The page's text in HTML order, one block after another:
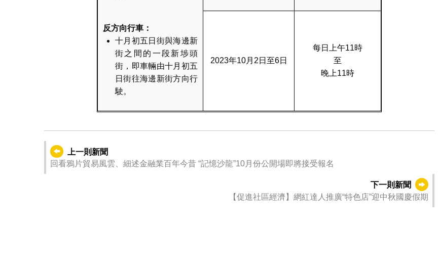
反方向行車：
十月初五日街與海邊新
街之間的一段新埗頭
街，即車輛由十月初五
日街往海邊新街方向行
駛。
2023年10月2日至6日
每日上午11時
至
晚上11時
上一則新聞
回看鴉片貿易風雲、細述金融業百年今昔 “記憶沙龍”10月份公開場即將接受報名
下一則新聞
【促進社區經濟】網紅達人推廣“特色店”迎中秋國慶假期